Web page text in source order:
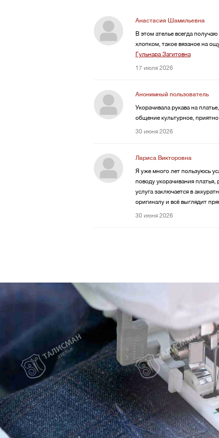
Анастасия Шамильевна
В этом ателье всегда
хлопком, такое вязаное на
Гульнара Загитовна
17 июля 2026
Анонимный пользователь
Укорачивала рукава на
общение культурное,
30 июня 2026
Лариса Викторовна
Я уже много лет пользуюсь
поводу укорачивания
услуга заключается в
оригиналу и всё выглядит
30 июня 2026